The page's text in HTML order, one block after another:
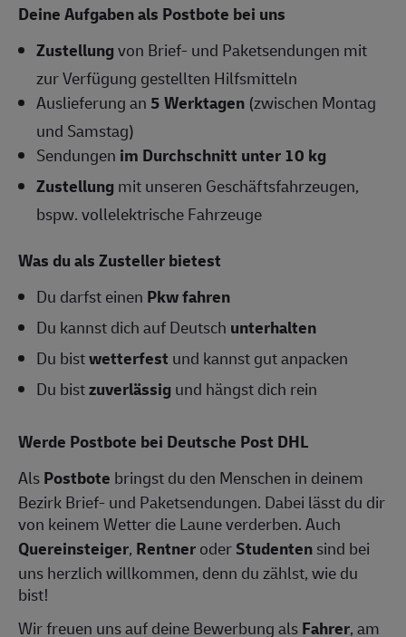
Deine Aufgaben als Postbote bei uns
Zustellungvon Brief- und Paketsendungen mit
zur Verfügung gestellten Hilfsmitteln
Auslieferung an5 Werktagen (zwischen Montag
und Samstag)
Sendungen im Durchschnitt unter 10 kg
Zustellungmit unseren Geschäftsfahrzeugen,
bspw. vollelektrische Fahrzeuge
Was du als Zusteller bietest
Du darfst einen Pkw fahren
Du kannst dich auf Deutsch unterhalten
Du bistwetterfest und kannst gut anpacken
Du bistzuverlässigund hängst dich rein
Werde Postbote bei Deutsche Post DHL
AlsPostbote bringst du den Menschen in deinem
Bezirk Brief- und Paketsendungen. Dabei lässt du dir
von keinem Wetter die Laune verderben. Auch
Quereinsteiger, RentneroderStudentensind bei
uns herzlich willkommen, denn du zählst, wie du
bist!
Wir freuen uns auf deine Bewerbung alsFahrer, am